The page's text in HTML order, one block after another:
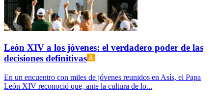
León XIV a los jóvenes: el verdadero poder de las
decisiones definitivas
En un encuentro con miles de jóvenes reunidos en Asís, el Papa
León XIV reconoció que, ante la cultura de lo...